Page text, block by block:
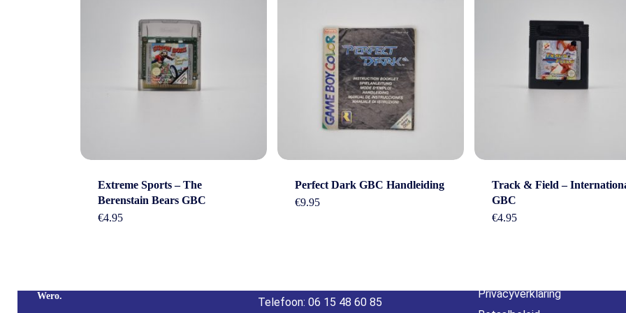
Extreme Sports – The
Berenstain Bears GBC
€4.95
Perfect Dark GBC Handleiding
€9.95
Track & Field –
GBC
€4.95
Wero.
Contact
Telefoon: 06 15 48 60 85
Beleid &
Privacyverklaring